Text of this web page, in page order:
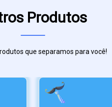
Produtos
que separamos para você!